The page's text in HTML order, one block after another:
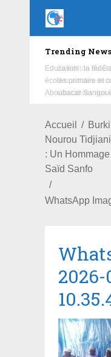
Trending News
Education : la
écoles primaire et
Aboubacar
Accueil
Nourou
: Un
Saïd Sanfo
WhatsApp